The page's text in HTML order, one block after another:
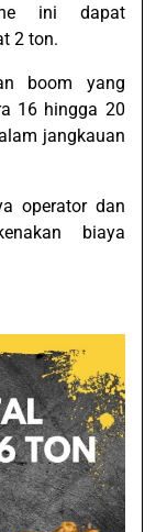
ini dapat
2 ton.
boom yang
16 hingga 20
jangkauan
operator dan
biaya